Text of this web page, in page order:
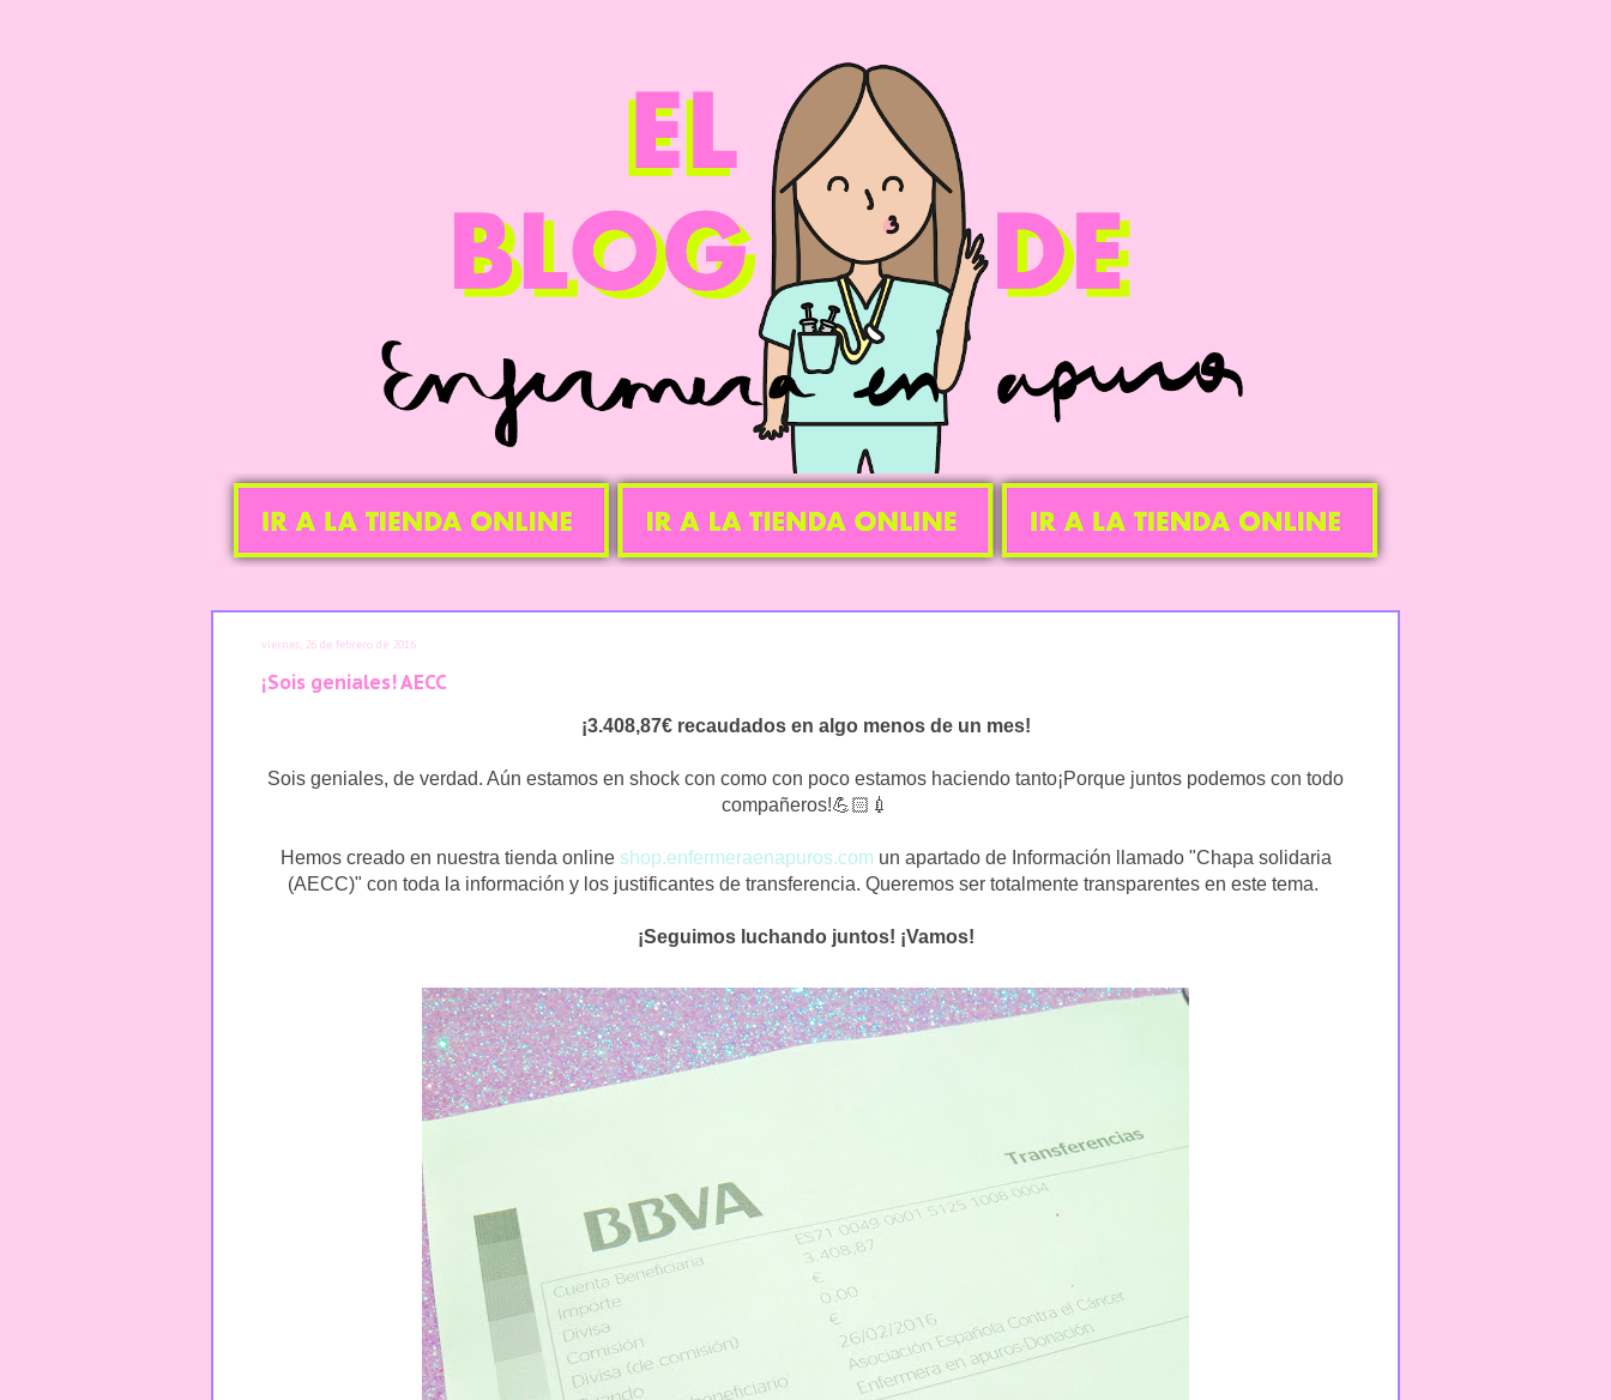
viernes, 26 de febrero de 2016
¡Sois geniales! AECC
¡3.408,87€ recaudados en algo menos de un mes!
Sois geniales, de verdad. Aún estamos en shock con como con poco estamos haciendo tanto¡Porque juntos podemos con todo
compañeros!💪🏻💉
Hemos creado en nuestra tienda online shop.enfermeraenapuros.com un apartado de Información llamado "Chapa solidaria
(AECC)" con toda la información y los justificantes de transferencia. Queremos ser totalmente transparentes en este tema.
¡Seguimos luchando juntos! ¡Vamos!